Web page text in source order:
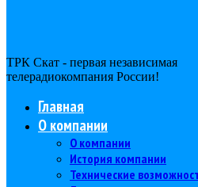
ТРК Скат - первая независимая
телерадиокомпания Роcсии!
Главная
О компании
О компании
История компании
Технические